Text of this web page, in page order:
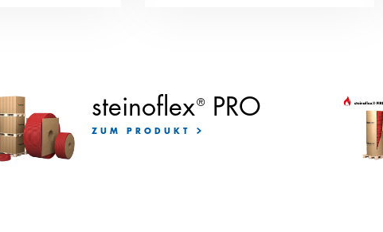
steinoflex ®PRO
ZUM PRODUKT